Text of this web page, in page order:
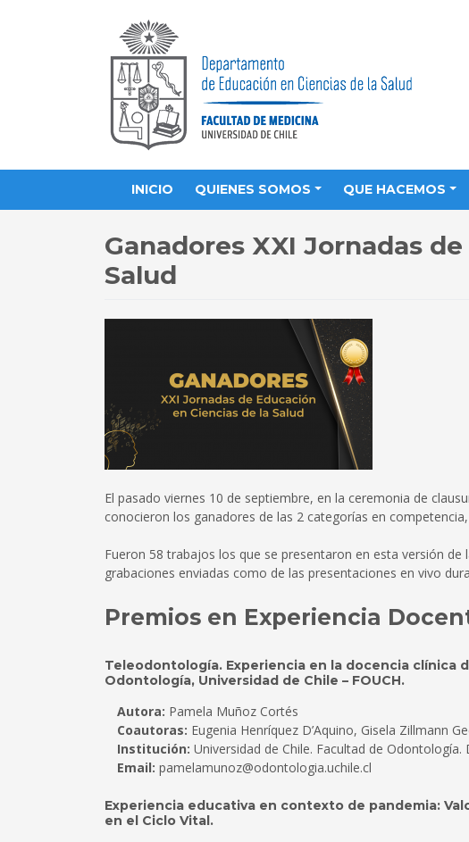
INICIO QUIENES SOMOS QUE HACEMOS
Ganadores XXI Jornadas
Salud
El pasado viernes 10 de septiembre, en la ceremonia de
conocieron los ganadores de las 2 categorías en
Fueron 58 trabajos los que se presentaron en esta versión
grabaciones enviadas como de las presentaciones en vivo
Premios en Experiencia
Teleodontología. Experiencia en la docencia clínica
Odontología, Universidad de Chile – FOUCH.
Autora: Pamela Muñoz Cortés
Coautoras: Eugenia Henríquez D’Aquino, Gisela Zillmann
Institución: Universidad de Chile. Facultad de
Email: pamelamunoz@odontologia.uchile.cl
Experiencia educativa en contexto de pandemia:
en el Ciclo Vital.